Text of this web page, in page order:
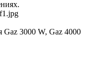
Gaz 3000 W, Gaz 4000